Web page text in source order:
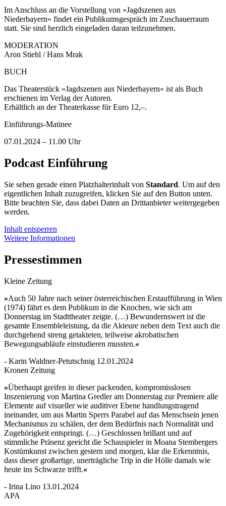
Im Anschluss an die Vorstellung von »Jagdszenen aus
Niederbayern« findet ein Publikumsgespräch im Zuschauerraum
statt. Sie sind herzlich eingeladen daran teilzunehmen.
MODERATION
Aron Stiehl / Hans Mrak
BUCH
Das Theaterstück »Jagdszenen aus Niederbayern« ist als Buch
erschienen im Verlag der Autoren.
Erhältlich an der Theaterkasse für Euro 12,–.
Einführungs-Matinee
07.01.2024 – 11.00 Uhr
Podcast Einführung
Sie sehen gerade einen Platzhalterinhalt von Standard. Um auf den
eigentlichen Inhalt zuzugreifen, klicken Sie auf den Button unten.
Bitte beachten Sie, dass dabei Daten an Drittanbieter weitergegeben
werden.
Inhalt entsperren
Weitere Informationen
Pressestimmen
Kleine Zeitung
»Auch 50 Jahre nach seiner österreichischen Erstaufführung in Wien
(1974) fährt es dem Publikum in die Knochen, wie sich am
Donnerstag im Stadttheater zeigte. (…) Bewundernswert ist die
gesamte Ensembleleistung, da die Akteure neben dem Text auch die
durchgehend streng getakteten, teilweise akrobatischen
Bewegungsabläufe einstudieren mussten.«
- Karin Waldner-Petutschnig 12.01.2024
Kronen Zeitung
»Überhaupt greifen in dieser packenden, kompromisslosen
Inszenierung von Martina Gredler am Donnerstag zur Premiere alle
Elemente auf visueller wie auditiver Ebene handlungstragend
ineinander, um aus Martin Sperrs Parabel auf das Menschsein jenen
Mechanismus zu schälen, der dem Bedürfnis nach Normalität und
Zugehörigkeit entspringt. (…) Geschlossen brillant und auf
stimmliche Präsenz geeicht die Schauspieler in Moana Stembergers
Kostümkunst zwischen gestern und morgen, klar die Erkenntnis,
dass dieser großartige, unerträgliche Trip in die Hölle damals wie
heute ins Schwarze trifft.«
- Irina Lino 13.01.2024
APA